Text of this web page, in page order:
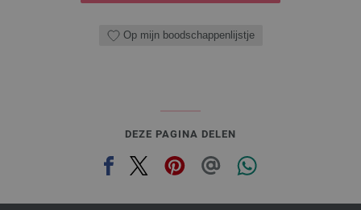
Op mijn boodschappenlijstje
DEZE PAGINA DELEN